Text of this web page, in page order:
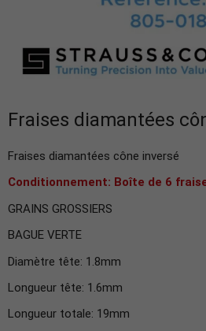
Fraises diamantées
Fraises diamantées cône inversé
Conditionnement: Boîte de 6
GRAINS GROSSIERS
BAGUE VERTE
Diamètre tête: 1.8mm
Longueur tête: 1.6mm
Longueur totale: 19mm